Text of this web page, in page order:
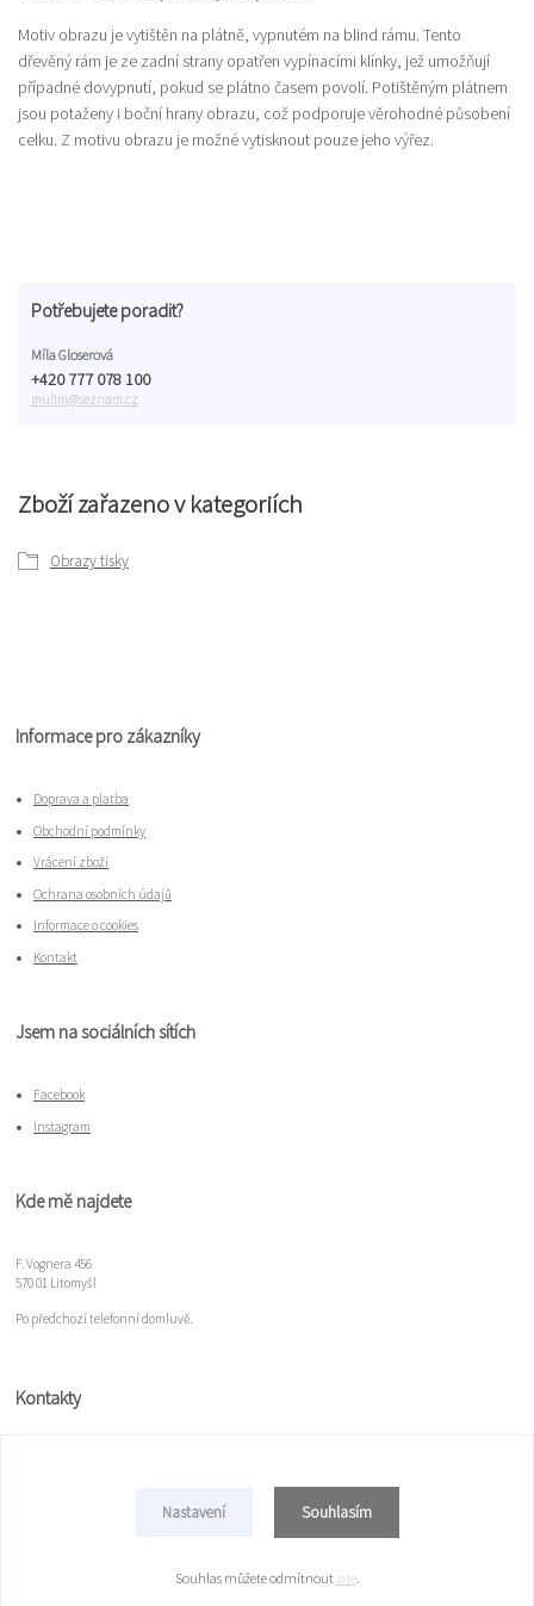
Motiv obrazu je vytištěn na plátně, vypnutém na blind rámu. Tento
dřevěný rám je ze zadní strany opatřen vypínacími klínky, jež umožňují
případné dovypnutí, pokud se plátno časem povolí. Potištěným plátnem
jsou potaženy i boční hrany obrazu, což podporuje věrohodné působení
celku. Z motivu obrazu je možné vytisknout pouze jeho výřez.
Zboží zařazeno v kategoriích
Obrazy tisky
Potřebujete poradit?
Míla Gloserová
+420 777 078 100
mulim@seznam.cz
Informace pro zákazníky
Doprava a platba
Obchodní podmínky
Vrácení zboží
Ochrana osobních údajů
Informace o cookies
Kontakt
Jsem na sociálních sítích
Facebook
Instagram
Kde mě najdete
F. Vognera 456
570 01 Litomyšl
Po předchozí telefonní domluvě.
Kontakty
Nastavení Souhlasím
Souhlas můžete odmítnout zde.